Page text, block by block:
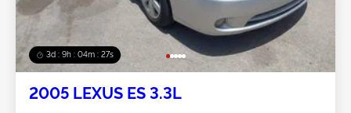
3d : 9h : 04m : 24s
2005 LEXUS ES 3.3L